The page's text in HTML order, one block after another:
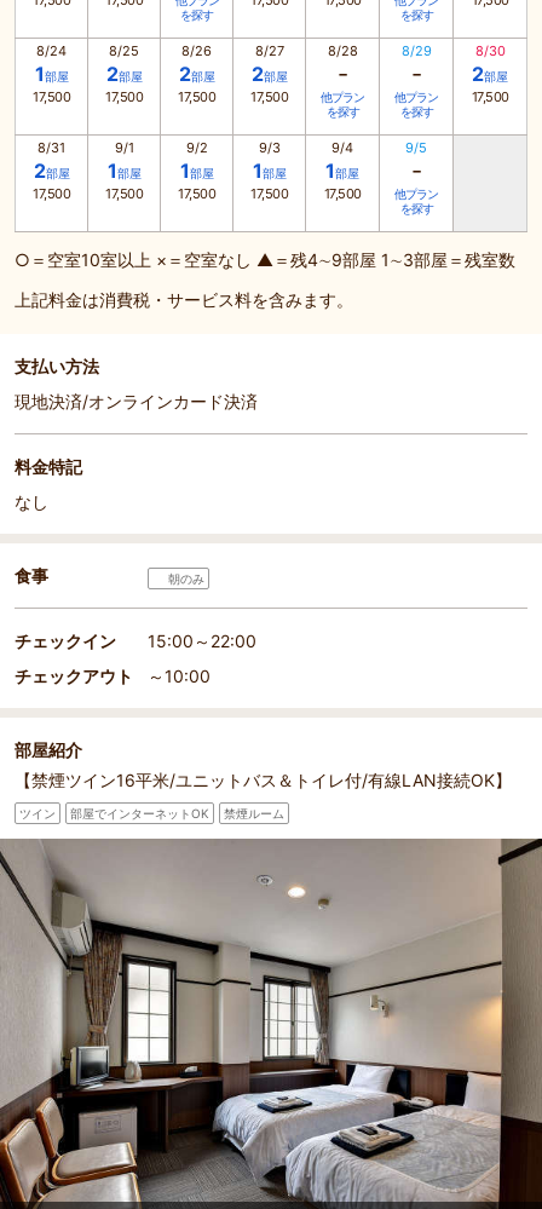
を探す
を探す
8/24
1部屋
17,500
8/25
2部屋
17,500
8/26
2部屋
17,500
8/27
2部屋
17,500
8/28
-
他プラン
を探す
8/29
-
他プラン
を探す
8/30
2部屋
17,500
8/31
2部屋
17,500
9/1
1部屋
17,500
9/2
1部屋
17,500
9/3
1部屋
17,500
9/4
1部屋
17,500
9/5
-
他プラン
を探す
○＝空室10室以上 ×＝空室なし ▲＝残4∼9部屋 1∼3部屋＝残室数
上記料金は消費税・サービス料を含みます。
支払い方法
現地決済/オンラインカード決済
料金特記
なし
食事 朝のみ
チェックイン
15:00～22:00
チェックアウト
～10:00
部屋紹介
【禁煙ツイン16平米/ユニットバス＆トイレ付/有線LAN接続OK】
ツイン 部屋でインターネットOK 禁煙ルーム